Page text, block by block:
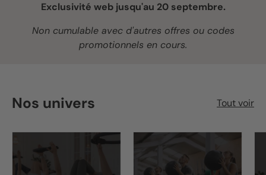
Exclusivité web jusqu'au 20 septembre.
Non cumulable avec d'autres offres ou codes
promotionnels en cours.
Nos univers Tout voir